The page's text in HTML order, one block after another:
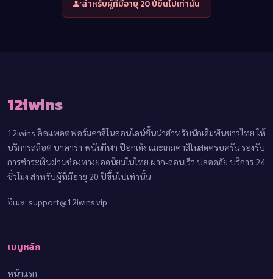
สำหรับผู้ที่มีอายุ 20 ปีขึ้นไปเท่านั้น
12iwins
12iwins คือแพลตฟอร์มคาสิโนออนไลน์ชั้นนำสำหรับนักเดิมพันชาวไทย ให้
บริการสล็อต บาคาร่า พนันกีฬา ป๊อกเด้ง และเกมคาสิโนสดครบครัน รองรับ
การชำระเงินผ่านช่องทางยอดนิยมในไทย ฝาก-ถอนเร็ว ปลอดภัย บริการ 24
ชั่วโมง สำหรับผู้ที่มีอายุ 20 ปีขึ้นไปเท่านั้น
อีเมล: support@12iwins.vip
เมนูหลัก
หน้าแรก